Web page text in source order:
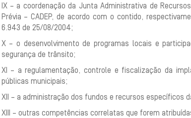
IX – a coordenação da Junta Administrativa de
Prévia – CADEP, de acordo com o contido,
6.943 de 25/08/2004;
X – o desenvolvimento de programas locais e
segurança de trânsito;
XI – a regulamentação, controle e fiscalização da
públicas municipais;
XII – a administração dos fundos e recursos específicos
XIII – outras competências correlatas que forem